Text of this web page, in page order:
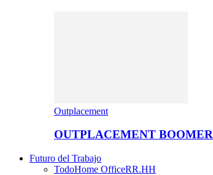
Outplacement
OUTPLACEMENT
Futuro del Trabajo
TodoHome OfficeRR.HH